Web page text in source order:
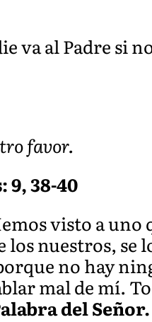
va al Padre si
favor.
9, 38-40
visto a uno
nuestros, se
no hay
mal de mí.
del Señor.